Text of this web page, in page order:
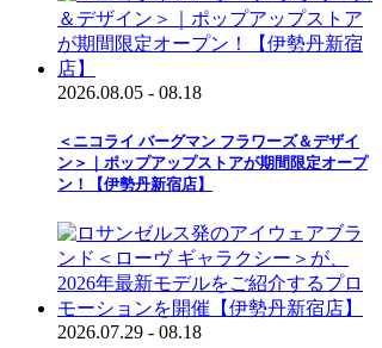
2026.08.05 - 08.18
＜ニコライ バーグマン フラワーズ＆デザイ
ン＞｜ポップアップストアが期間限定オープ
ン！【伊勢丹新宿店】
2026.07.29 - 08.18